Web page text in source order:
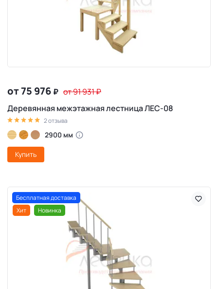
от 75 976 ₽ от 91 931₽
Деревянная межэтажная лестница ЛЕС-08
2 отзыва
2900 мм
Купить
Бесплатная доставка
Хит
Новинка